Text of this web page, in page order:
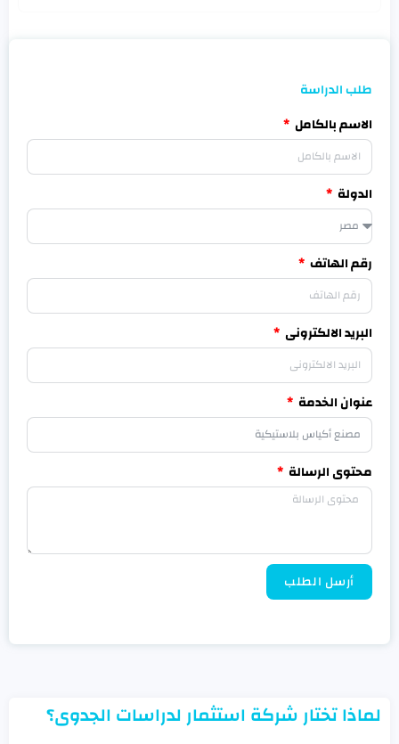
طلب الدراسة
الاسم بالكامل
الدولة
رقم الهاتف
البريد الالكترونى
عنوان الخدمة
محتوى الرسالة
أرسل الطلب
لماذا تختار شركة استثمار لدراسات الجدوى؟